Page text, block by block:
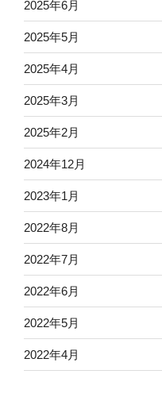
2025年6月
2025年5月
2025年4月
2025年3月
2025年2月
2024年12月
2023年1月
2022年8月
2022年7月
2022年6月
2022年5月
2022年4月